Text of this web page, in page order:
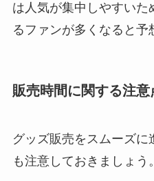
は人気が集中しやすいた
るファンが多くなると予
販売時間に関する注意
グッズ販売をスムーズに
も注意しておきましょう。